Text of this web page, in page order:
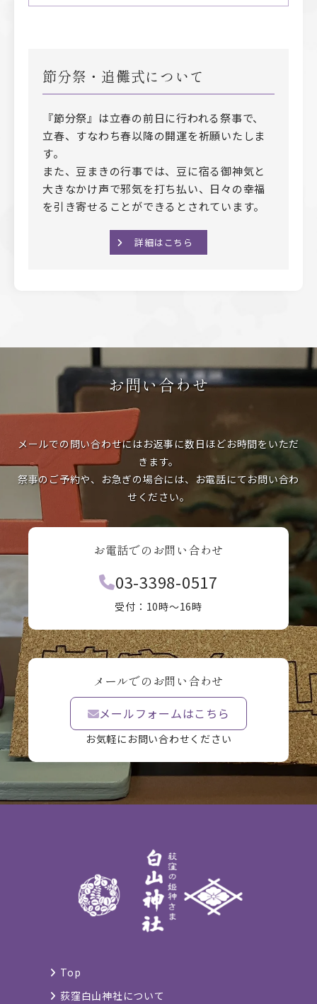
節分祭・追儺式について
『節分祭』は立春の前日に行われる祭事で、
立春、すなわち春以降の開運を祈願いたしま
す。
また、豆まきの行事では、豆に宿る御神気と
大きなかけ声で邪気を打ち払い、日々の幸福
を引き寄せることができるとされています。
詳細はこちら
お問い合わせ
メールでの問い合わせにはお返事に数日ほどお時間をいただ
きます。
祭事のご予約や、お急ぎの場合には、お電話にてお問い合わ
せください。
お電話でのお問い合わせ
03-3398-0517
受付：10時〜16時
メールでのお問い合わせ
メールフォームはこちら
お気軽にお問い合わせください
Top
荻窪白山神社について